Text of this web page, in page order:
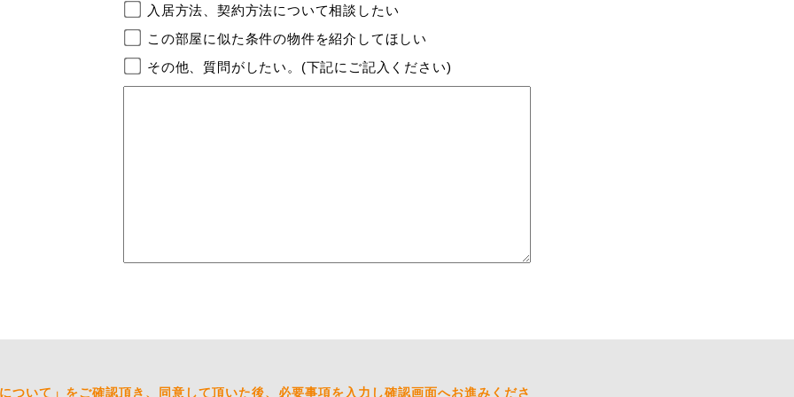
入居方法、契約方法について相談したい
この部屋に似た条件の物件を紹介してほしい
その他、質問がしたい。(下記にご記入ください)
ついて」 をご確認頂き、同意して頂いた後、必要事項を入力し確認画面へお進みくださ